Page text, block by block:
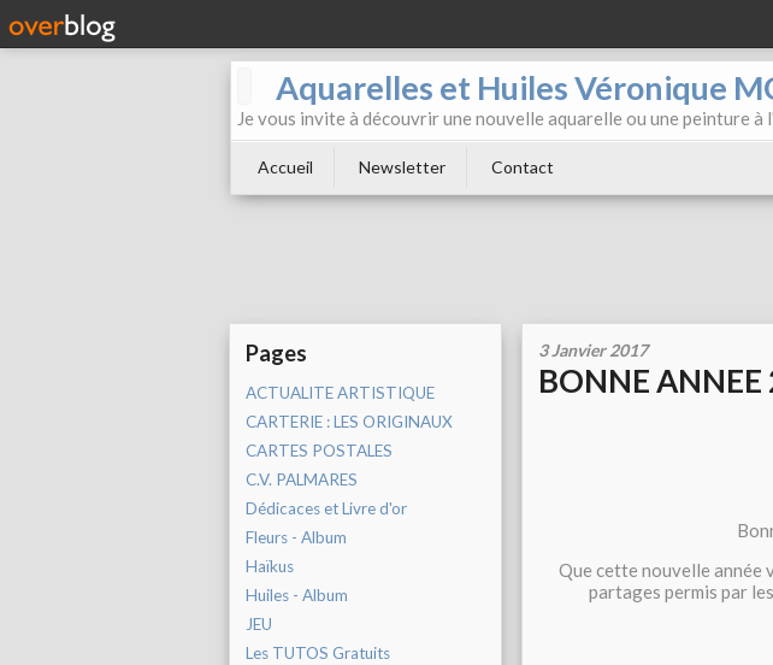
Aquarelles et Huiles Véronique
Je vous invite à découvrir une nouvelle aquarelle ou une peinture à
Accueil Newsletter Contact
Pages
ACTUALITE ARTISTIQUE
CARTERIE : LES ORIGINAUX
CARTES POSTALES
C.V. PALMARES
Dédicaces et Livre d'or
Fleurs - Album
Haïkus
Huiles - Album
JEU
Les TUTOS Gratuits
3 Janvier 2017
BONNE ANNEE
Que cette nouvelle année
partages permis par